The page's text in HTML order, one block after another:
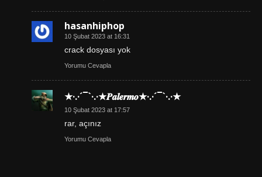
hasanhiphop
10 Şubat 2023 at 16:31
crack dosyası yok
Yorumu Cevapla
★·.·´¯`·.·★𝑷𝒂𝒍𝒆𝒓𝒎𝒐★·.·´¯`·.·★
10 Şubat 2023 at 17:57
rar, açınız
Yorumu Cevapla